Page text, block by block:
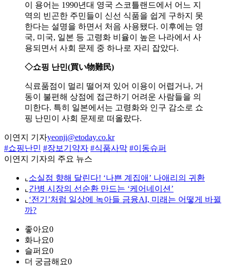
이 용어는 1990년대 영국 스코틀랜드에서 어느 지
역의 빈곤한 주민들이 신선 식품을 쉽게 구하지 못
한다는 설명을 하면서 처음 사용됐다. 이후에는 영
국, 미국, 일본 등 고령화 비율이 높은 나라에서 사
용되면서 사회 문제 중 하나로 자리 잡았다.
◇쇼핑 난민(買い物難民)
식료품점이 멀리 떨어져 있어 이용이 어렵거나, 거
동이 불편해 상점에 접근하기 어려운 사람들을 의
미한다. 특히 일본에서는 고령화와 인구 감소로 쇼
핑 난민이 사회 문제로 떠올랐다.
이연지 기자yeonji@etoday.co.kr
#쇼핑난민 #장보기약자 #식품사막 #이동슈퍼
이연지 기자의 주요 뉴스
⌞ 소실점 향해 달린다! ‘나쁜 계집애’ 나애리의 귀환
⌞ 간병 시장의 선순환 만드는 ‘케어네이션’
⌞ ‘전기’처럼 일상에 녹아들 금융AI, 미래는 어떻게 바뀔
까?
좋아요0
화나요0
슬퍼요0
더 궁금해요0